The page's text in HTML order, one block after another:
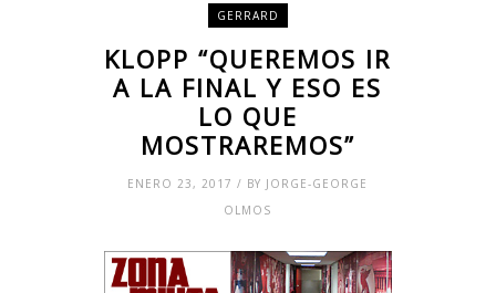
GERRARD
KLOPP “QUEREMOS IR
A LA FINAL Y ESO ES
LO QUE
MOSTRAREMOS”
ENERO 23, 2017 / BY JORGE-GEORGE
OLMOS